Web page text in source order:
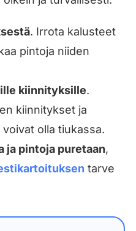
. Irrota kalusteet
pintoja niiden
kiinnityksille.
kiinnitykset ja
olla tiukassa.
ja pintoja puretaan,
tarve